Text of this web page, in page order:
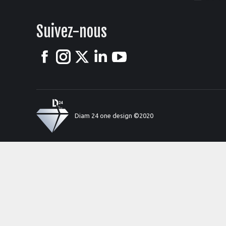
Suivez-nous
Facebook
Instagram
X LinkedIn
YouTube
Diam 24 one design ©2020